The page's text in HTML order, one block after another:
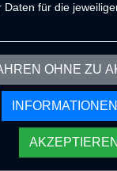
Pdf
für die
OHNE ZU